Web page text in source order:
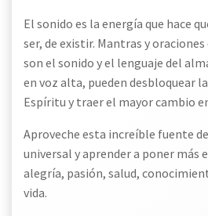
El sonido es la energía que hace
ser, de existir. Mantras y
son el sonido y el lenguaje del
en voz alta, pueden desbloquear
Espíritu y traer el mayor cambio
Aproveche esta increíble fuente
universal y aprender a poner más
alegría, pasión, salud,
vida.